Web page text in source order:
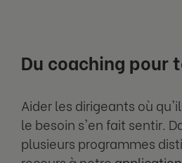
Du coaching pour
Aider les dirigeants où
le besoin s'en fait sentir.
plusieurs programmes